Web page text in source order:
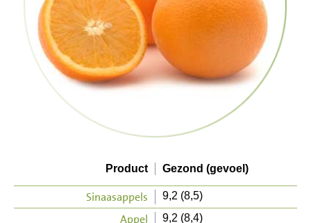
Product Gezond (gevoel)
Sinaasappels 9,2 (8,5)
Appel 9,2 (8,4)